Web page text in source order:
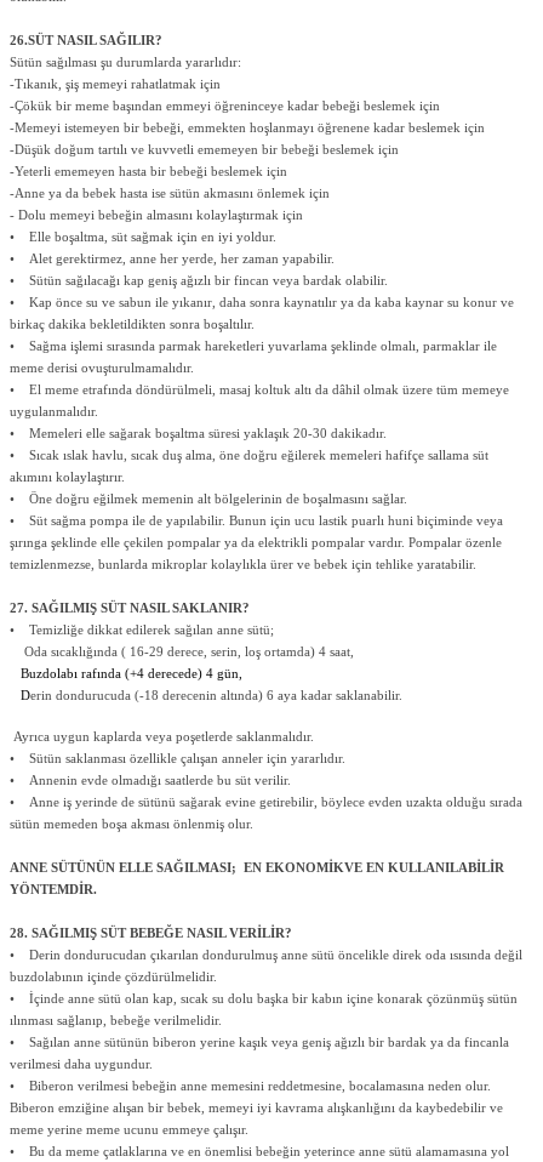
26.SÜT NASIL SAĞILIR?
Sütün sağılması şu durumlarda yararlıdır:
-Tıkanık, şiş memeyi rahatlatmak için
-Çökük bir meme başından emmeyi öğreninceye kadar bebeği beslemek için
-Memeyi istemeyen bir bebeği, emmekten hoşlanmayı öğrenene kadar beslemek için
-Düşük doğum tartılı ve kuvvetli ememeyen bir bebeği beslemek için
-Yeterli ememeyen hasta bir bebeği beslemek için
-Anne ya da bebek hasta ise sütün akmasını önlemek için
- Dolu memeyi bebeğin almasını kolaylaştırmak için
• Elle boşaltma, süt sağmak için en iyi yoldur.
• Alet gerektirmez, anne her yerde, her zaman yapabilir.
• Sütün sağılacağı kap geniş ağızlı bir fincan veya bardak olabilir.
• Kap önce su ve sabun ile yıkanır, daha sonra kaynatılır ya da kaba kaynar su konur ve
birkaç dakika bekletildikten sonra boşaltılır.
• Sağma işlemi sırasında parmak hareketleri yuvarlama şeklinde olmalı, parmaklar ile
meme derisi ovuşturulmamalıdır.
• El meme etrafında döndürülmeli, masaj koltuk altı da dâhil olmak üzere tüm memeye
uygulanmalıdır.
• Memeleri elle sağarak boşaltma süresi yaklaşık 20-30 dakikadır.
• Sıcak ıslak havlu, sıcak duş alma, öne doğru eğilerek memeleri hafifçe sallama süt
akımını kolaylaştırır.
• Öne doğru eğilmek memenin alt bölgelerinin de boşalmasını sağlar.
• Süt sağma pompa ile de yapılabilir. Bunun için ucu lastik puarlı huni biçiminde veya
şırınga şeklinde elle çekilen pompalar ya da elektrikli pompalar vardır. Pompalar özenle
temizlenmezse, bunlarda mikroplar kolaylıkla ürer ve bebek için tehlike yaratabilir.
27. SAĞILMIŞ SÜT NASIL SAKLANIR?
• Temizliğe dikkat edilerek sağılan anne sütü;
Oda sıcaklığında ( 16-29 derece, serin, loş ortamda) 4 saat,
Buzdolabı rafında (+4 derecede) 4 gün,
Derin dondurucuda (-18 derecenin altında) 6 aya kadar saklanabilir.
Ayrıca uygun kaplarda veya poşetlerde saklanmalıdır.
• Sütün saklanması özellikle çalışan anneler için yararlıdır.
• Annenin evde olmadığı saatlerde bu süt verilir.
• Anne iş yerinde de sütünü sağarak evine getirebilir, böylece evden uzakta olduğu sırada
sütün memeden boşa akması önlenmiş olur.
ANNE SÜTÜNÜN ELLE SAĞILMASI; EN EKONOMİKVE EN KULLANILABİLİR
YÖNTEMDİR.
28. SAĞILMIŞ SÜT BEBEĞE NASIL VERİLİR?
• Derin dondurucudan çıkarılan dondurulmuş anne sütü öncelikle direk oda ısısında değil
buzdolabının içinde çözdürülmelidir.
• İçinde anne sütü olan kap, sıcak su dolu başka bir kabın içine konarak çözünmüş sütün
ılınması sağlanıp, bebeğe verilmelidir.
• Sağılan anne sütünün biberon yerine kaşık veya geniş ağızlı bir bardak ya da fincanla
verilmesi daha uygundur.
• Biberon verilmesi bebeğin anne memesini reddetmesine, bocalamasına neden olur.
Biberon emziğine alışan bir bebek, memeyi iyi kavrama alışkanlığını da kaybedebilir ve
meme yerine meme ucunu emmeye çalışır.
• Bu da meme çatlaklarına ve en önemlisi bebeğin yeterince anne sütü alamamasına yol